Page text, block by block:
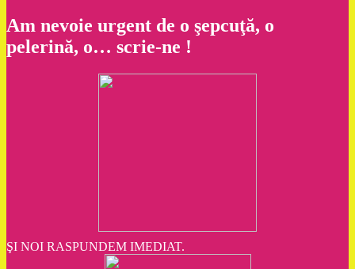
Am nevoie urgent de o şepcuţă, o
pelerină, o… scrie-ne !
ŞI NOI RASPUNDEM IMEDIAT.